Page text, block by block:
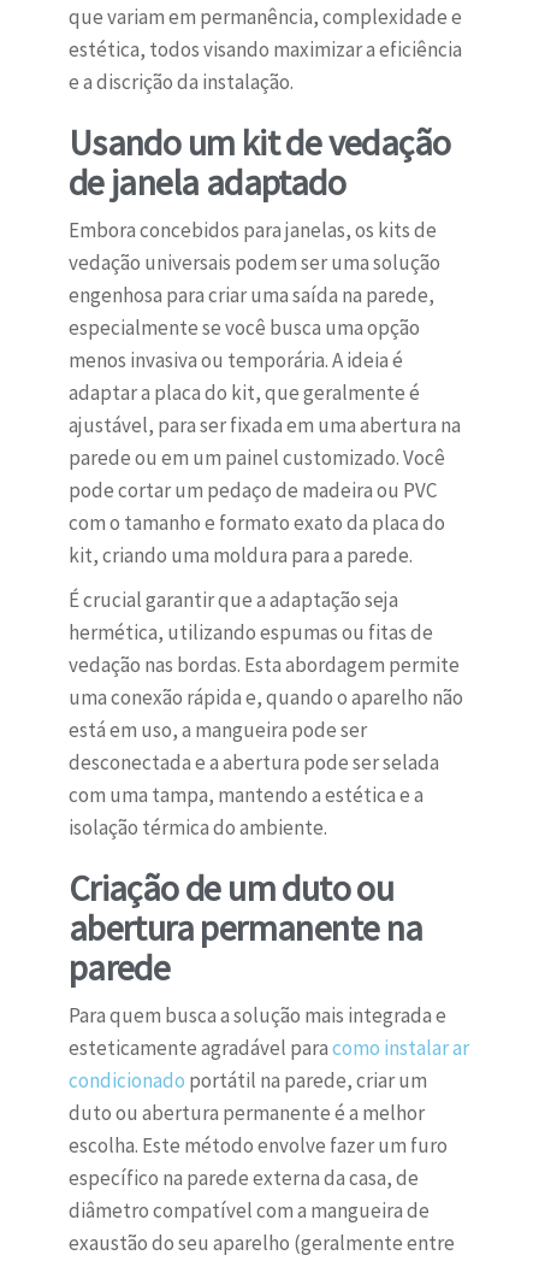
que variam em permanência, complexidade e
estética, todos visando maximizar a eficiência
e a discrição da instalação.
Usando um kit de vedação
de janela adaptado
Embora concebidos para janelas, os kits de
vedação universais podem ser uma solução
engenhosa para criar uma saída na parede,
especialmente se você busca uma opção
menos invasiva ou temporária. A ideia é
adaptar a placa do kit, que geralmente é
ajustável, para ser fixada em uma abertura na
parede ou em um painel customizado. Você
pode cortar um pedaço de madeira ou PVC
com o tamanho e formato exato da placa do
kit, criando uma moldura para a parede.
É crucial garantir que a adaptação seja
hermética, utilizando espumas ou fitas de
vedação nas bordas. Esta abordagem permite
uma conexão rápida e, quando o aparelho não
está em uso, a mangueira pode ser
desconectada e a abertura pode ser selada
com uma tampa, mantendo a estética e a
isolação térmica do ambiente.
Criação de um duto ou
abertura permanente na
parede
Para quem busca a solução mais integrada e
esteticamente agradável paracomo instalar ar
condicionado portátil na parede, criar um
duto ou abertura permanente é a melhor
escolha. Este método envolve fazer um furo
específico na parede externa da casa, de
diâmetro compatível com a mangueira de
exaustão do seu aparelho (geralmente entre